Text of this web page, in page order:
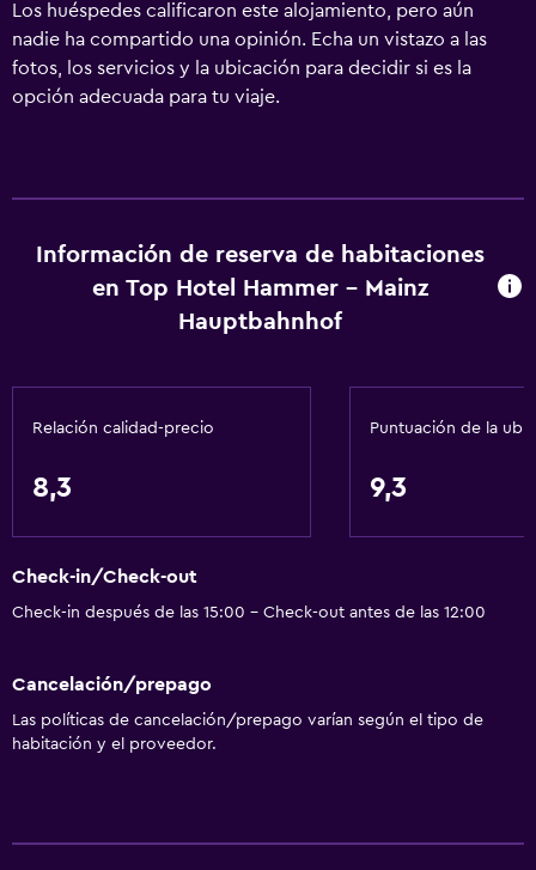
Los huéspedes calificaron este alojamiento, pero aún
nadie ha compartido una opinión. Echa un vistazo a las
fotos, los servicios y la ubicación para decidir si es la
opción adecuada para tu viaje.
Información de reserva de habitaciones
en Top Hotel Hammer - Mainz
Hauptbahnhof
Relación calidad-precio
8,3
Puntuación de la
9,3
Check-in/Check-out
Check-in después de las 15:00 - Check-out antes de las 12:00
Cancelación/prepago
Las políticas de cancelación/prepago varían según el tipo de
habitación y el proveedor.